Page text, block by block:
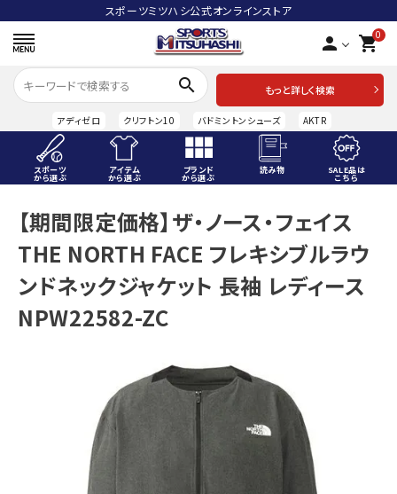
スポーツミツハシ公式オンラインストア
person 0
shopping_cart
search
もっと詳しく検索
アディゼロ クリフトン10 バドミントンシューズ AKTR
スポーツ
から選ぶ
アイテム
から選ぶ
ブランド
から選ぶ
読み物 SALE品は
こちら
ACCOUNT MENU
ようこそ ゲスト 様
meeting_room ログイン person 会員登録
スポーツから選ぶ
ブランドから選ぶ
SALE品はこちら
【期間限定価格】ザ・ノース・フェイス
THE NORTH FACE フレキシブルラウ
ンドネックジャケット 長袖 レディース
NPW22582-ZC